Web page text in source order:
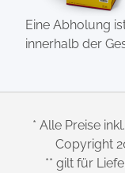
Eine Abholung
innerhalb der
* Alle Preise
Copyright
** gilt für